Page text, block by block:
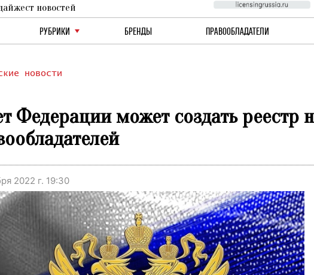
новостей
РУБРИКИ БРЕНДЫ ПРАВООБЛАДАТЕЛИ
новости
Федерации может создать реестр
2022 г. 19:30